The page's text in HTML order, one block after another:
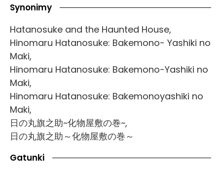
Synonimy
Hatanosuke and the Haunted House,
Hinomaru Hatanosuke: Bakemono- Yashiki no
Maki,
Hinomaru Hatanosuke: Bakemono-Yashiki no
Maki,
Hinomaru Hatanosuke: Bakemonoyashiki no
Maki,
日の丸旗之助~化物屋敷の巻~,
日の丸旗之助～化物屋敷の巻～
Gatunki